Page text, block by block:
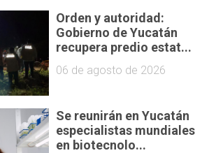
Orden y autoridad:
Gobierno de Yucatán
recupera predio estat...
06 de agosto de 2026
Se reunirán en Yucatán
especialistas mundiales
en biotecnolo...